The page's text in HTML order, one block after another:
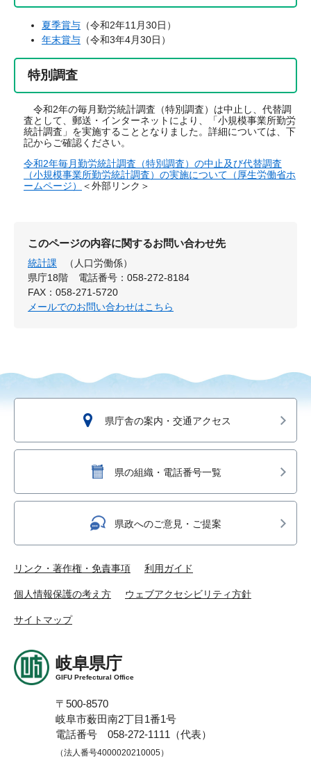
夏季賞与 （令和2年11月30日）
年末賞与 （令和3年4月30日）
特別調査
令和2年の毎月勤労統計調査（特別調査）は中止し、代替調
査として、郵送・インターネットにより、「小規模事業所勤労
統計調査」を実施することとなりました。詳細については、下
記からご確認ください。
令和2年毎月勤労統計調査（特別調査）の中止及び代替調査
（小規模事業所勤労統計調査）の実施について（厚生労働省ホ
ームページ）
＜外部リンク＞
このページの内容に関するお問い合わせ先
統計課
（人口労働係）
県庁18階
電話番号：058-272-8184
FAX：058-271-5720
メールでのお問い合わせはこちら
県庁舎の案内・交通アクセス
県の組織・電話番号一覧
県政へのご意見・ご提案
リンク・著作権・免責事項 利用ガイド
個人情報保護の考え方 ウェブアクセシビリティ方針
サイトマップ
岐阜県庁
GIFU Prefectural Office
〒500-8570
岐阜市薮田南2丁目1番1号
電話番号 058-272-1111（代表）
（法人番号4000020210005）